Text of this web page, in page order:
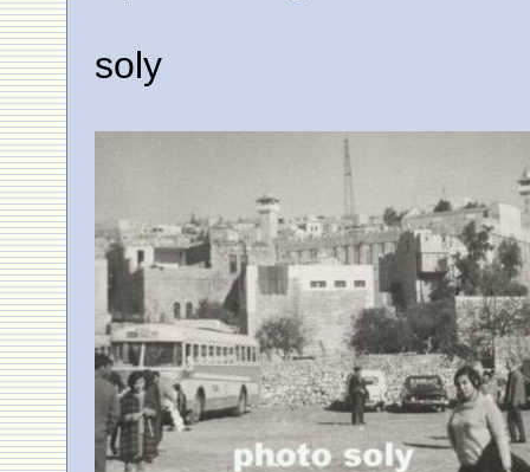
soly